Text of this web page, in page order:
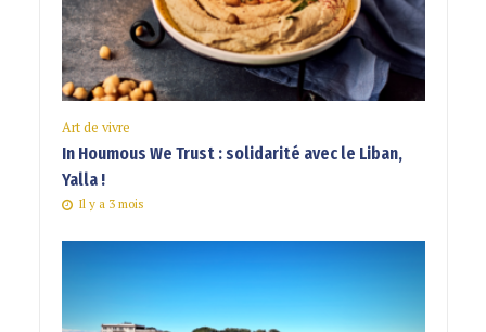
Art de vivre
In Houmous We Trust : solidarité avec le Liban,
Yalla !
Il y a 3 mois